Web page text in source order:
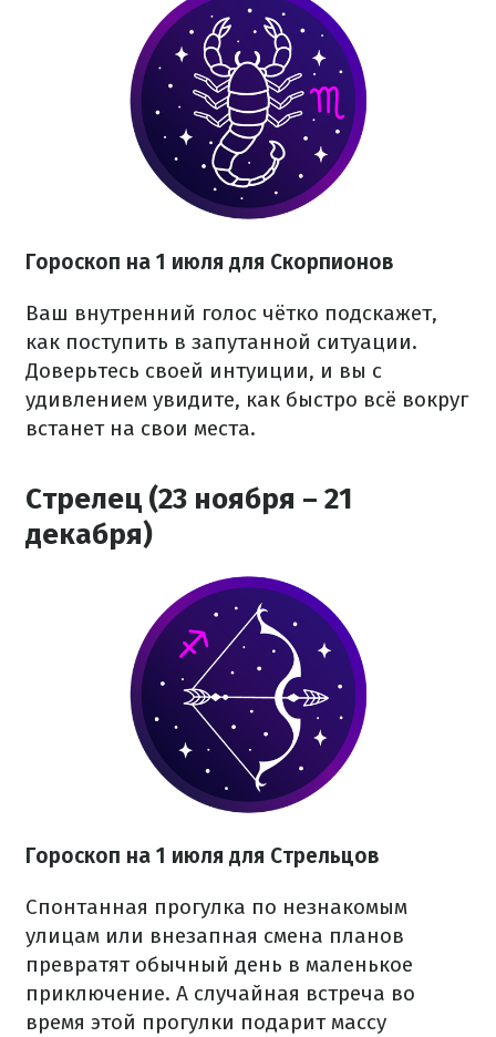
Гороскоп на 1 июля для Скорпионов
Ваш внутренний голос чётко подскажет,
как поступить в запутанной ситуации.
Доверьтесь своей интуиции, и вы с
удивлением увидите, как быстро всё вокруг
встанет на свои места.
Стрелец (23 ноября – 21
декабря)
Гороскоп на 1 июля для Стрельцов
Спонтанная прогулка по незнакомым
улицам или внезапная смена планов
превратят обычный день в маленькое
приключение. А случайная встреча во
время этой прогулки подарит массу